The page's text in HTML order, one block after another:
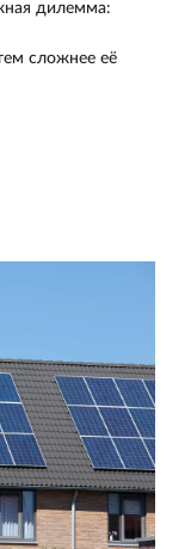
дилемма:
сложнее её